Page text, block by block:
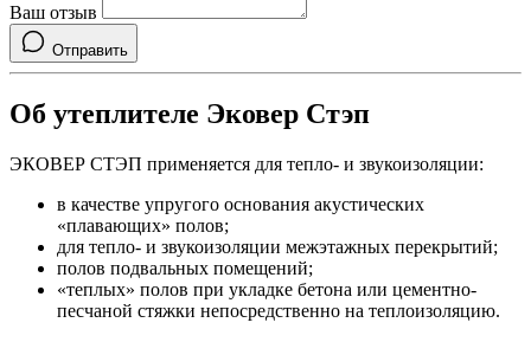
Ваш отзыв
Отправить
Об утеплителе Эковер Стэп
ЭКОВЕР СТЭП применяется для тепло- и звукоизоляции:
в качестве упругого основания акустических
«плавающих» полов;
для тепло- и звукоизоляции межэтажных перекрытий;
полов подвальных помещений;
«теплых» полов при укладке бетона или цементно-
песчаной стяжки непосредственно на теплоизоляцию.